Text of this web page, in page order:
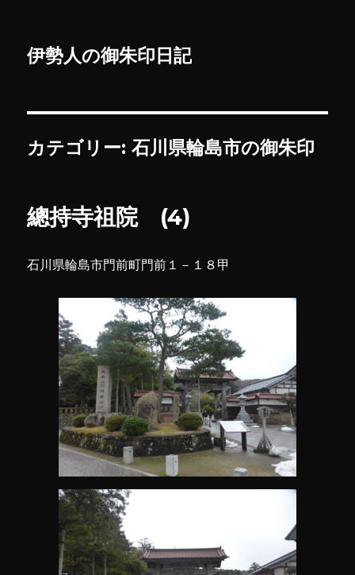
伊勢人の御朱印日記
カテゴリー:石川県輪島市の御朱印
總持寺祖院 (4)
石川県輪島市門前町門前１－１８甲